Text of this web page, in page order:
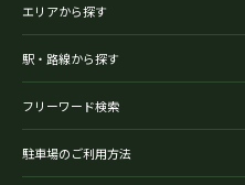
エリアから探す
駅・路線から探す
フリーワード検索
駐車場のご利用方法